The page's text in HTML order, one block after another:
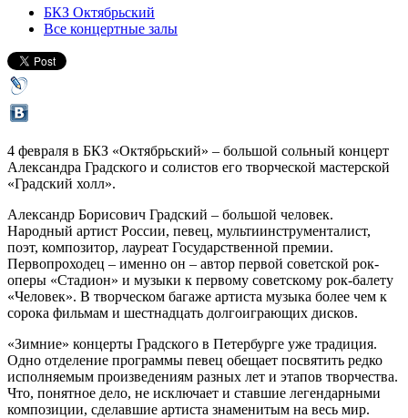
БКЗ Октябрьский
Все концертные залы
4 февраля в БКЗ «Октябрьский» – большой сольный концерт
Александра Градского и солистов его творческой мастерской
«Градский холл».
Александр Борисович Градский – большой человек.
Народный артист России, певец, мультиинструменталист,
поэт, композитор, лауреат Государственной премии.
Первопроходец – именно он – автор первой советской рок-
оперы «Стадион» и музыки к первому советскому рок-балету
«Человек». В творческом багаже артиста музыка более чем к
сорока фильмам и шестнадцать долгоиграющих дисков.
«Зимние» концерты Градского в Петербурге уже традиция.
Одно отделение программы певец обещает посвятить редко
исполняемым произведениям разных лет и этапов творчества.
Что, понятное дело, не исключает и ставшие легендарными
композиции, сделавшие артиста знаменитым на весь мир.